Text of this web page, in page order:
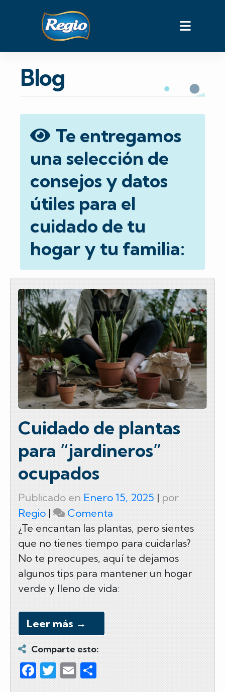
Blog
Te entregamos
una selección de
consejos y datos
útiles para el
cuidado de tu
hogar y tu familia:
Cuidado de plantas
para “jardineros”
ocupados
Publicado en Enero 15, 2025 | por
Regio| Comentaon
Cuidado
de
plantas
para
“jardineros”
¿Te encantan las plantas, pero sientes
que no tienes tiempo para cuidarlas?
No te preocupes, aquí te dejamos
algunos tips para mantener un hogar
verde y lleno de vida:
Leer más →
Comparte esto:
F T E C